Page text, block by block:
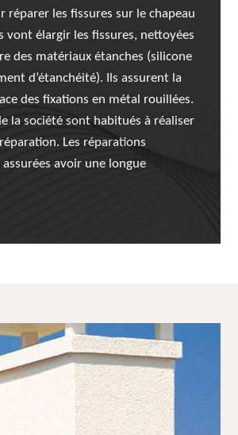
réparer les fissures sur le chapeau
vont élargir les fissures, nettoyées
des matériaux étanches (silicone
d’étanchéité). Ils assurent la
des fixations en métal rouillées.
la société sont habitués à réaliser
Les réparations
avoir une longue